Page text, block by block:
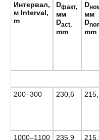
Интервал,
м Interval,
m
Dфакт,
мм
Dact,
mm
D
мм
D
mm
200–300 230,6
1000–1100 235,9